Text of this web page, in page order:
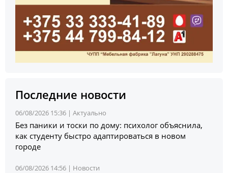
Последние новости
06/08/2026 15:36 | Актуально
Без паники и тоски по дому: психолог объяснила,
как студенту быстро адаптироваться в новом
городе
06/08/2026 14:56 | Новости